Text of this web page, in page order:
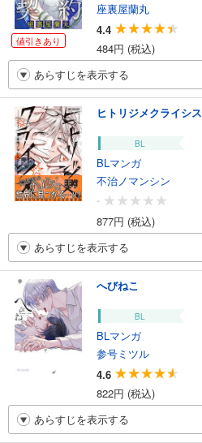
値引きあり
座裏屋蘭丸
4.4
484円 (税込)
あらすじを表示する
ヒトリジメクライシス
BL
BLマンガ
不治ノマンシン
-
877円 (税込)
あらすじを表示する
へびねこ
BL
BLマンガ
参号ミツル
4.6
822円 (税込)
あらすじを表示する